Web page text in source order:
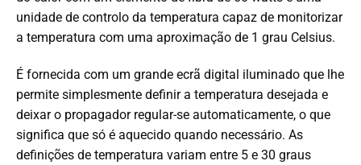
unidade de controlo da temperatura capaz de monitorizar
a temperatura com uma aproximação de 1 grau Celsius.
É fornecida com um grande ecrã digital iluminado que lhe
permite simplesmente definir a temperatura desejada e
deixar o propagador regular-se automaticamente, o que
significa que só é aquecido quando necessário. As
definições de temperatura variam entre 5 e 30 graus